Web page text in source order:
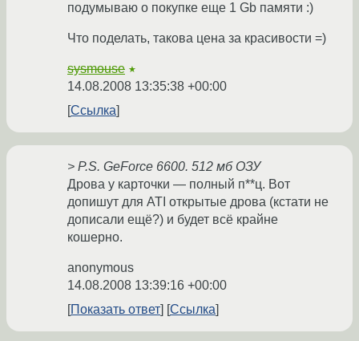
подумываю о покупке еще 1 Gb памяти :)
Что поделать, такова цена за красивости =)
sysmouse ★
14.08.2008 13:35:38 +00:00
Ссылка
> P.S. GeForce 6600. 512 мб ОЗУ
Дрова у карточки — полный п**ц. Вот
допишут для ATI открытые дрова (кстати не
дописали ещё?) и будет всё крайне
кошерно.
anonymous
14.08.2008 13:39:16 +00:00
Показать ответ
Ссылка